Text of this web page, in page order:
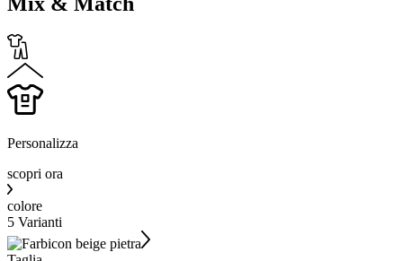
Personalizza
scopri ora
colore
5 Varianti